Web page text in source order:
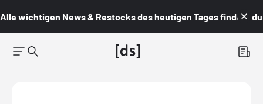
Alle wichtigen News & Restocks des heutigen Tages findest du